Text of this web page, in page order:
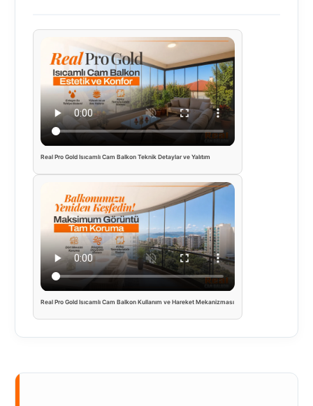
Real Pro Gold Isıcamlı Cam Balkon Teknik Detaylar ve Yalıtım
Real Pro Gold Isıcamlı Cam Balkon Kullanım ve Hareket Mekanizması